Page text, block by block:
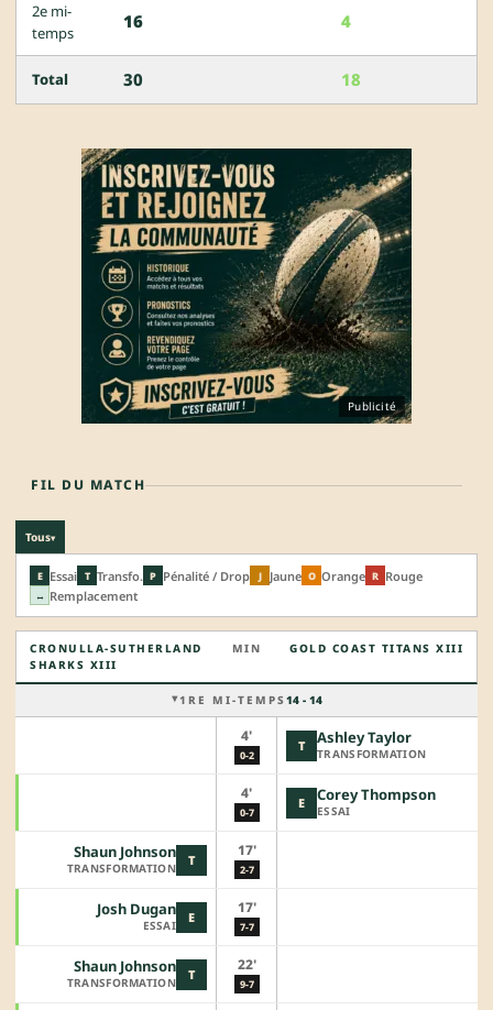
2e mi-
temps
16 4
Total 30 18
Publicité
FIL DU MATCH
Tous▾
E Essai T Transfo. P Pénalité / Drop J Jaune O Orange R Rouge
↔ Remplacement
CRONULLA-SUTHERLAND
SHARKS XIII
MIN GOLD COAST TITANS XIII
1RE MI-TEMPS 14 - 14
4'
0-2
T Ashley Taylor
TRANSFORMATION
4'
0-7
E Corey Thompson
ESSAI
T
Shaun Johnson
TRANSFORMATION
17'
2-7
E
Josh Dugan
ESSAI
17'
7-7
T
Shaun Johnson
TRANSFORMATION
22'
9-7